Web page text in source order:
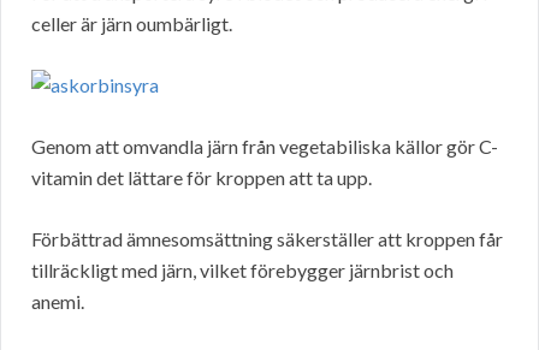
celler är järn oumbärligt.
Genom att omvandla järn från vegetabiliska källor gör C-
vitamin det lättare för kroppen att ta upp.
Förbättrad ämnesomsättning säkerställer att kroppen får
tillräckligt med järn, vilket förebygger järnbrist och
anemi.